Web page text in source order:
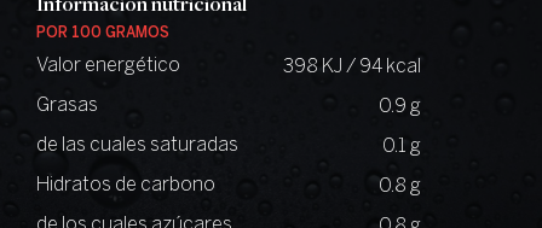
POR 100 GRAMOS
Valor energético 398 KJ / 94 kcal
Grasas 0.9 g
de las cuales saturadas 0.1 g
Hidratos de carbono 0.8 g